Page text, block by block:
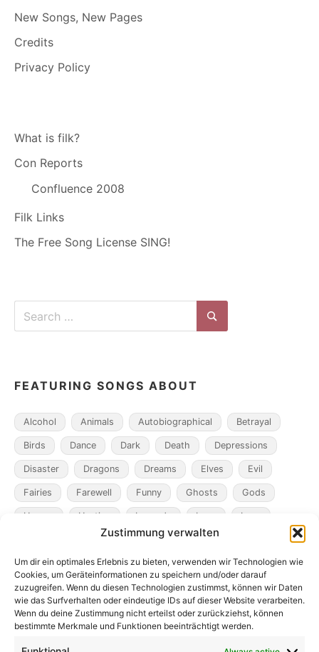
Zustimmung verwalten
Um dir ein optimales Erlebnis zu bieten, verwenden wir Technologien wie
Cookies, um Geräteinformationen zu speichern und/oder darauf
zuzugreifen. Wenn du diesen Technologien zustimmst, können wir Daten
wie das Surfverhalten oder eindeutige IDs auf dieser Website verarbeiten.
Wenn du deine Zustimmung nicht erteilst oder zurückziehst, können
bestimmte Merkmale und Funktionen beeinträchtigt werden.
New Songs, New Pages
Credits
Privacy Policy
What is filk?
Con Reports
Confluence 2008
Filk Links
The Free Song License SING!
Search
for:
Search
FEATURING SONGS ABOUT
Alcohol Animals Autobiographical Betrayal
Birds Dance Dark Death Depressions
Disaster Dragons Dreams Elves Evil
Fairies Farewell Funny Ghosts Gods
Heroes Hunting Legends Loss Love
Magicians Metamorphosis
Mistaken Identity Murder Music Novel
Obsession Pacts Poverty Revenge
Robbers Role Playing Games Ships Spooky